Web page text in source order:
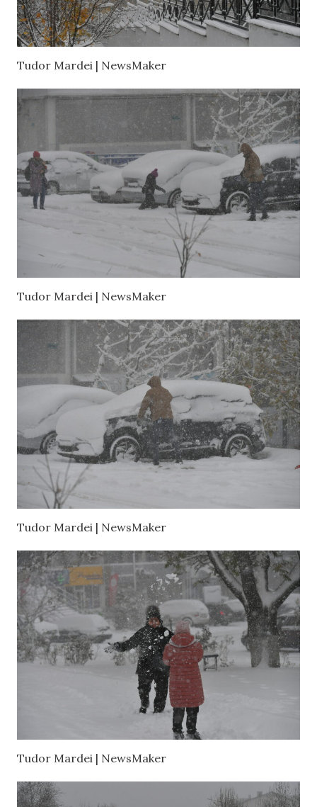
Tudor Mardei | NewsMaker
Tudor Mardei | NewsMaker
Tudor Mardei | NewsMaker
Tudor Mardei | NewsMaker